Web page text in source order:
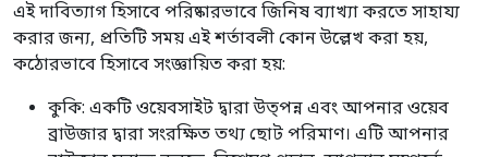
এই দাবিত্যাগ হিসাবে পরিষ্কারভাবে জিনিষ ব্যাখ্যা করতে সাহায্য
করার জন্য, প্রতিটি সময় এই শর্তাবলী কোন উল্লেখ করা হয়,
কঠোরভাবে হিসাবে সংজ্ঞায়িত করা হয়:
কুকি: একটি ওয়েবসাইট দ্বারা উত্পন্ন এবং আপনার ওয়েব
ব্রাউজার দ্বারা সংরক্ষিত তথ্য ছোট পরিমাণ। এটি আপনার